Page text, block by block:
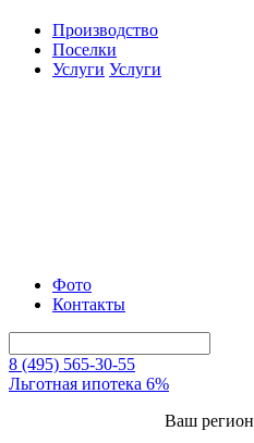
Производство
Поселки
Услуги Услуги
Фото
Контакты
8 (495) 565-30-55
Льготная ипотека 6%
Ваш регион